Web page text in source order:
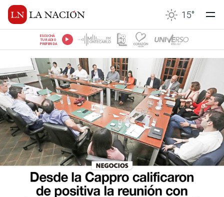
15°
ESCUCHÁ
TU RADIO
PREFERIDA